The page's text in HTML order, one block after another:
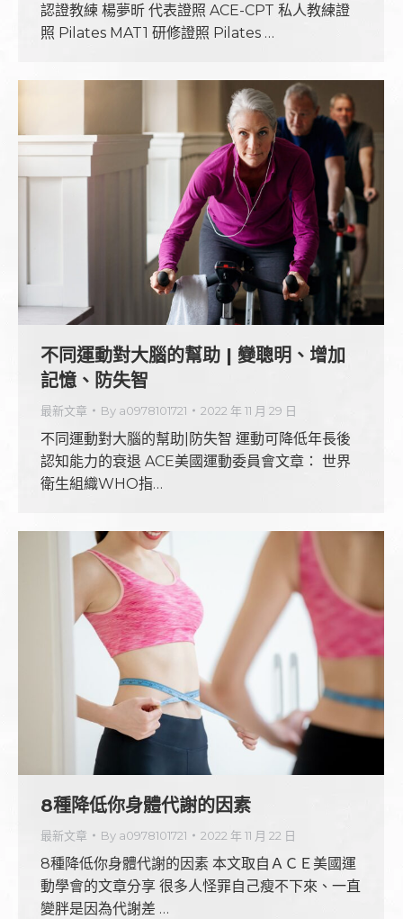
認證教練 楊夢昕 代表證照 ACE-CPT 私人教練證
照 Pilates MAT1 研修證照 Pilates …
不同運動對大腦的幫助 | 變聰明、增加
記憶、防失智
最新文章 By a0978101721 2022 年 11 月 29 日
不同運動對大腦的幫助|防失智 運動可降低年長後
認知能力的衰退 ACE美國運動委員會文章： 世界
衛生組織WHO指…
8種降低你身體代謝的因素
最新文章 By a0978101721 2022 年 11 月 22 日
8種降低你身體代謝的因素 本文取自ＡＣＥ美國運
動學會的文章分享 很多人怪罪自己瘦不下來、一直
變胖是因為代謝差 …